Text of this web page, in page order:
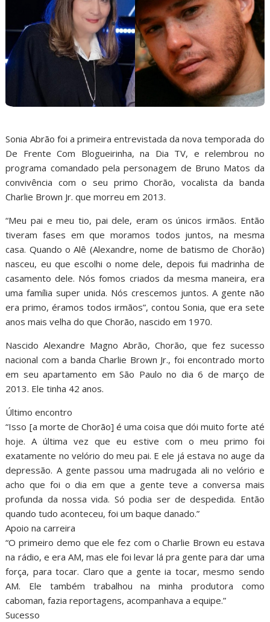
Sonia Abrão foi a primeira entrevistada da nova temporada do
De Frente Com Blogueirinha, na Dia TV, e relembrou no
programa comandado pela personagem de Bruno Matos da
convivência com o seu primo Chorão, vocalista da banda
Charlie Brown Jr. que morreu em 2013.
“Meu pai e meu tio, pai dele, eram os únicos irmãos. Então
tiveram fases em que moramos todos juntos, na mesma
casa. Quando o Alê (Alexandre, nome de batismo de Chorão)
nasceu, eu que escolhi o nome dele, depois fui madrinha de
casamento dele. Nós fomos criados da mesma maneira, era
uma família super unida. Nós crescemos juntos. A gente não
era primo, éramos todos irmãos”, contou Sonia, que era sete
anos mais velha do que Chorão, nascido em 1970.
Nascido Alexandre Magno Abrão, Chorão, que fez sucesso
nacional com a banda Charlie Brown Jr., foi encontrado morto
em seu apartamento em São Paulo no dia 6 de março de
2013. Ele tinha 42 anos.
Último encontro
“Isso [a morte de Chorão] é uma coisa que dói muito forte até
hoje. A última vez que eu estive com o meu primo foi
exatamente no velório do meu pai. E ele já estava no auge da
depressão. A gente passou uma madrugada ali no velório e
acho que foi o dia em que a gente teve a conversa mais
profunda da nossa vida. Só podia ser de despedida. Então
quando tudo aconteceu, foi um baque danado.”
Apoio na carreira
“O primeiro demo que ele fez com o Charlie Brown eu estava
na rádio, e era AM, mas ele foi levar lá pra gente para dar uma
força, para tocar. Claro que a gente ia tocar, mesmo sendo
AM. Ele também trabalhou na minha produtora como
caboman, fazia reportagens, acompanhava a equipe.”
Sucesso